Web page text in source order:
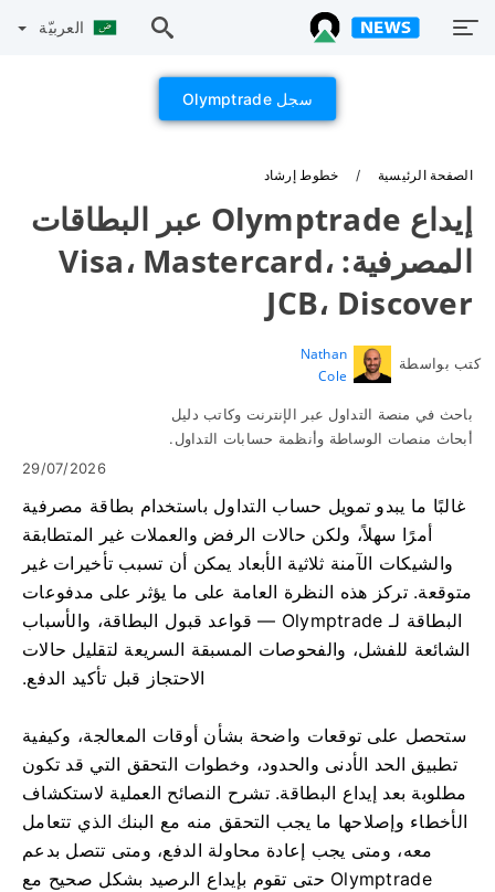
العربيّة
سجل Olymptrade
الصفحة الرئيسية خطوط إرشاد
إيداع Olymptrade عبر البطاقات
المصرفية: Visa، Mastercard،
JCB، Discover
كتب بواسطة
Nathan
Cole
باحث في منصة التداول عبر الإنترنت وكاتب دليل
أبحاث منصات الوساطة وأنظمة حسابات التداول.
29/07/2026
غالبًا ما يبدو تمويل حساب التداول باستخدام بطاقة مصرفية
أمرًا سهلاً، ولكن حالات الرفض والعملات غير المتطابقة
والشيكات الآمنة ثلاثية الأبعاد يمكن أن تسبب تأخيرات غير
متوقعة. تركز هذه النظرة العامة على ما يؤثر على مدفوعات
البطاقة لـ Olymptrade — قواعد قبول البطاقة، والأسباب
الشائعة للفشل، والفحوصات المسبقة السريعة لتقليل حالات
الاحتجاز قبل تأكيد الدفع.
ستحصل على توقعات واضحة بشأن أوقات المعالجة، وكيفية
تطبيق الحد الأدنى والحدود، وخطوات التحقق التي قد تكون
مطلوبة بعد إيداع البطاقة. تشرح النصائح العملية لاستكشاف
الأخطاء وإصلاحها ما يجب التحقق منه مع البنك الذي تتعامل
معه، ومتى يجب إعادة محاولة الدفع، ومتى تتصل بدعم
Olymptrade حتى تقوم بإيداع الرصيد بشكل صحيح مع